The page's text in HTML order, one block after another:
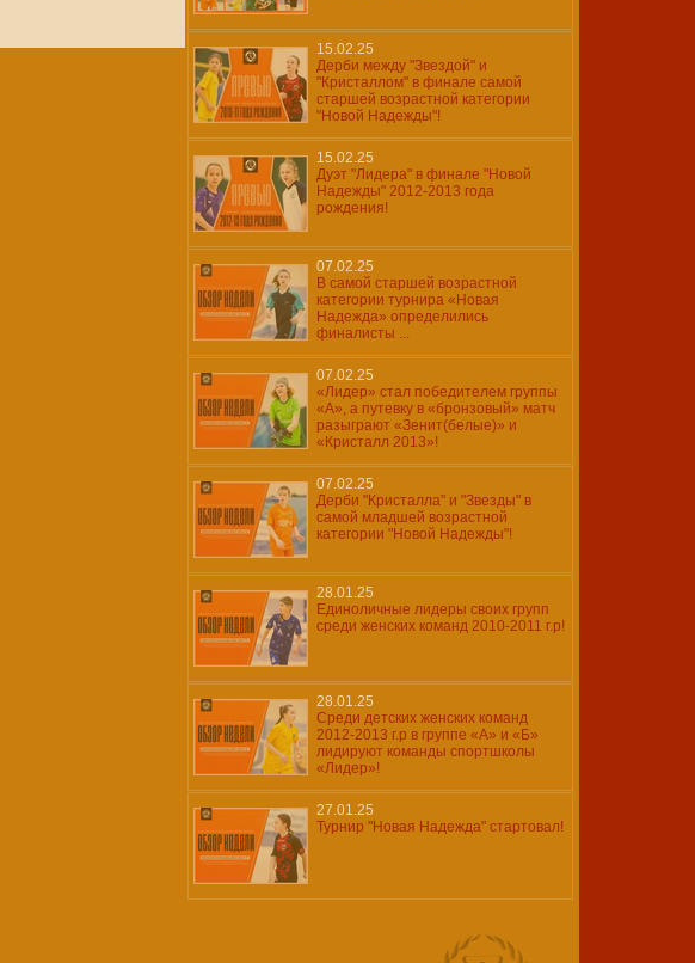
15.02.25
Дерби между "Звездой" и
"Кристаллом" в финале самой
старшей возрастной категории
"Новой Надежды"!
15.02.25
Дуэт "Лидера" в финале "Новой
Надежды" 2012-2013 года
рождения!
07.02.25
В самой старшей возрастной
категории турнира «Новая
Надежда» определились
финалисты ...
07.02.25
«Лидер» стал победителем группы
«А», а путевку в «бронзовый» матч
разыграют «Зенит(белые)» и
«Кристалл 2013»!
07.02.25
Дерби "Кристалла" и "Звезды" в
самой младшей возрастной
категории "Новой Надежды"!
28.01.25
Единоличные лидеры своих групп
среди женских команд 2010-2011 г.р!
28.01.25
Среди детских женских команд
2012-2013 г.р в группе «А» и «Б»
лидируют команды спортшколы
«Лидер»!
27.01.25
Турнир "Новая Надежда" стартовал!